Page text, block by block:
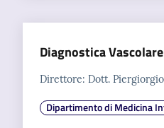
Diagnostica
Direttore: Dott.
Dipartimento di Medicina